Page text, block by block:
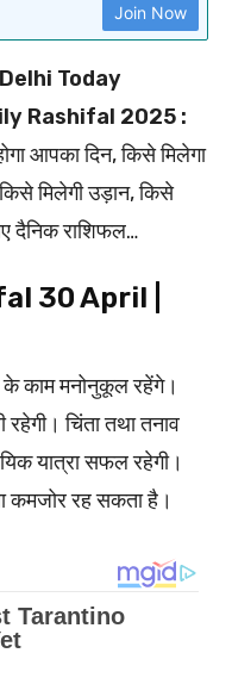
Join Now
Today
Rashifal 2025 :
आपका दिन, किसे मिलेगा
मिलेगी उड़ान, किसे
दैनिक राशिफल…
30 April |
के काम मनोनुकूल रहेंगे।
चिंता तथा तनाव
यात्रा सफल रहेगी।
कमजोर रह सकता है।